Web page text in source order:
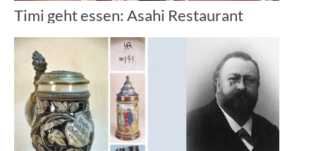
Timi geht essen: Asahi Restaurant